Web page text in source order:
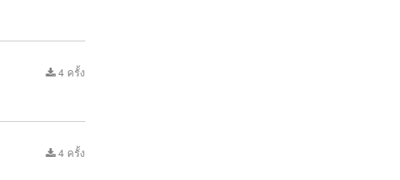
4 ครั้ง
4 ครั้ง